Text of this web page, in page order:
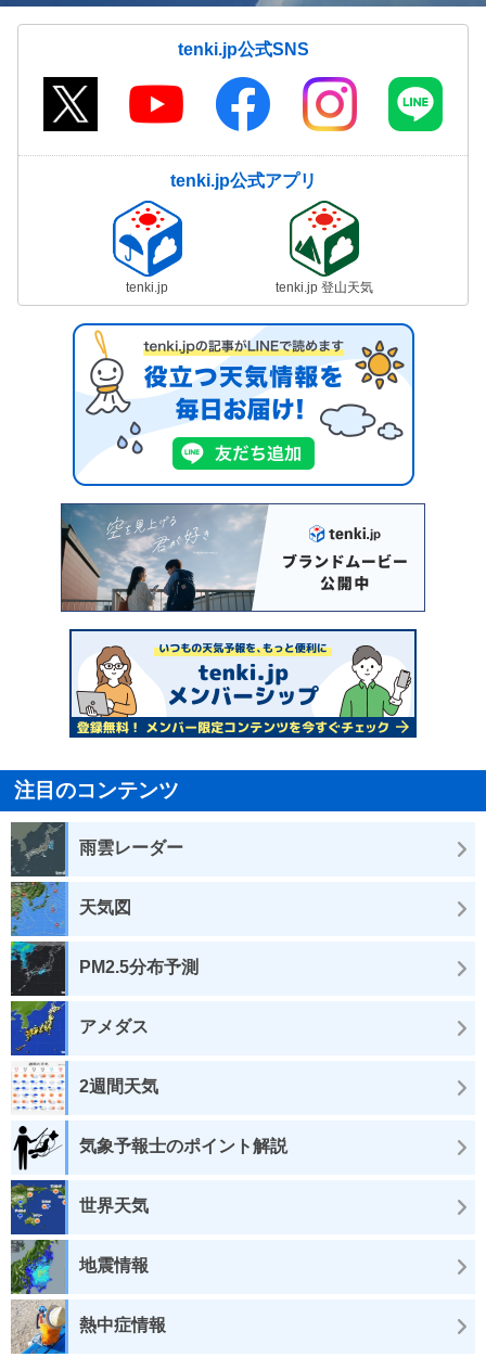
tenki.jp公式SNS
tenki.jp公式アプリ
tenki.jp tenki.jp 登山天気
注目のコンテンツ
雨雲レーダー
天気図
PM2.5分布予測
アメダス
2週間天気
気象予報士のポイント解説
世界天気
地震情報
熱中症情報